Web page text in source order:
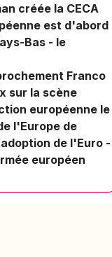
créée la CECA
est d'abord
Bas - le
Franco
sur la scène
européenne le
l'Europe de
de l'Euro -
européen